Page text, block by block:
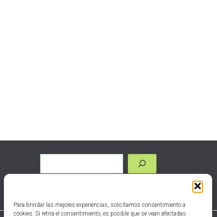
Para brindar las mejores experiencias, solicitamos consentimiento a
cookies. Si retira el consentimiento, es posible que se vean afectadas